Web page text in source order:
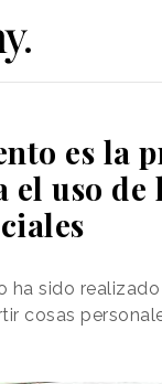
es la
uso de
sido
cosas